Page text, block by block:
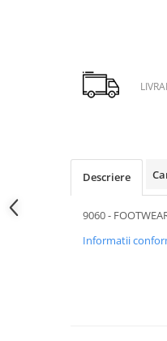
Descriere
9060 -
Informatii